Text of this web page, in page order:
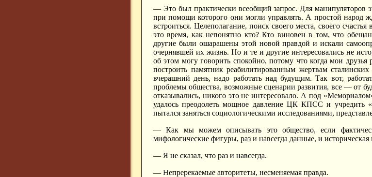
— Это был практически всеобщий запрос. Для манипуляторов
при помощи которого они могли управлять. А простой народ
встроиться. Целеполагание, поиск своего места, своего
это время, как непонятно кто? Кто виновен в том, что
другие были ошарашены этой новой правдой и искали
очернявшей их жизнь. Но и те и другие интересовались не
об этом могу говорить спокойно, потому что когда мои
построить памятник реабилитированным жертвам
вчерашний день, надо работать над будущим. Так вот,
проблемы общества, возможные сценарии развития, все — от
отказывались, никого это не интересовало. А под
удалось преодолеть мощное давление ЦК КПСС и учредить
пытался заняться социологическими исследованиями,
— Как мы можем описывать это общество, если
мифологические фигуры, раз и навсегда данные, и
— Я не сказал, что раз и навсегда.
— Непререкаемые авторитеты, несменяемая правда.